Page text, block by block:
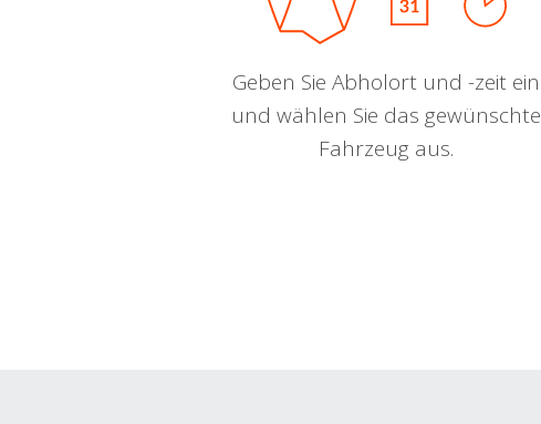
Geben Sie Abholort und -zeit ein
und wählen Sie das gewünschte
Fahrzeug aus.